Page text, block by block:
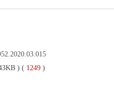
) ( 1249 )